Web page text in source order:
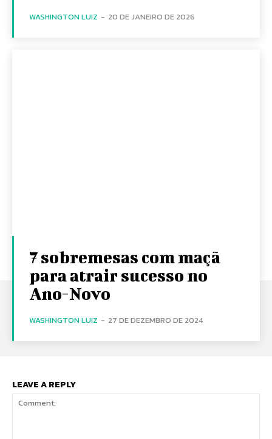
WASHINGTON LUIZ - 20 DE JANEIRO DE 2026
7 sobremesas com maçã
para atrair sucesso no
Ano-Novo
WASHINGTON LUIZ - 27 DE DEZEMBRO DE 2024
LEAVE A REPLY